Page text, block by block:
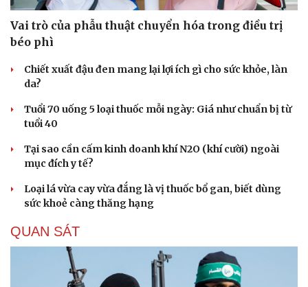
Du lịch
Tư vấn
Săn Tour
check-in
Câu chuyện thời sự
Đọc truyện đêm khuya
Kể chuyện cho bé
Vai trò của phẫu thuật chuyển hóa trong điều trị
béo phì
Chiết xuất đậu đen mang lại lợi ích gì cho sức khỏe, làn
da?
Tuổi 70 uống 5 loại thuốc mỗi ngày: Giá như chuẩn bị từ
tuổi 40
Tại sao cần cấm kinh doanh khí N2O (khí cười) ngoài
mục đích y tế?
Loại lá vừa cay vừa đắng là vị thuốc bổ gan, biết dùng
sức khoẻ càng thăng hạng
QUAN SÁT